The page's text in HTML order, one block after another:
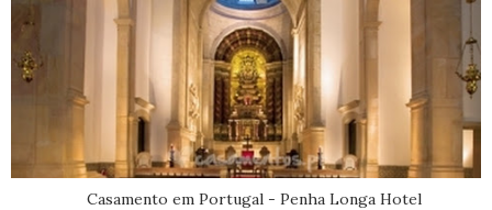
Casamento em Portugal - Penha Longa Hotel